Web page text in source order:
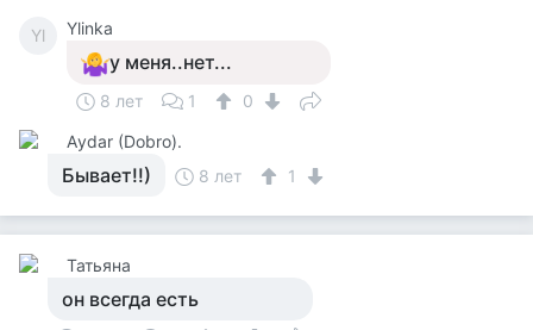
Yl Ylinka
у меня..нет...
8 лет 1
0
Аydar (Dobro).
Бывает!!) 8 лет 1
Татьяна
он всегда есть